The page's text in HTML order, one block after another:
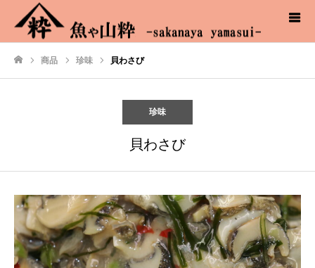
商品 珍味 貝わさび
珍味
貝わさび